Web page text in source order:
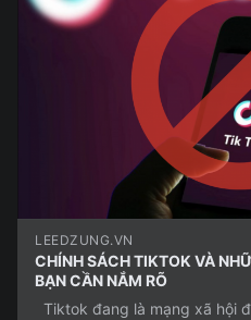
LEEDZUNG.VN
CHÍNH SÁCH TIKTOK VÀ
BẠN CẦN NẮM RÕ
Tiktok đang là mạng xã hội